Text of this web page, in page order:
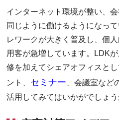
インターネット環境が整い、
同じように働けるようになっ
レワークが大きく普及し、個
用客が急増しています。LDK
修を加えてシェアオフィスと
ント、 セミナー 、会議室な
活用してみてはいかがでしょう